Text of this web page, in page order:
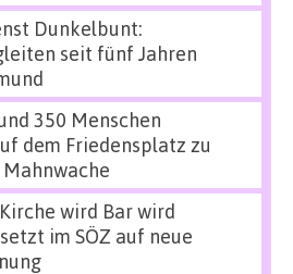
Dunkelbunt:
seit fünf Jahren
350 Menschen
dem Friedensplatz zu
Kirche wird Bar wird
im SÖZ auf neue